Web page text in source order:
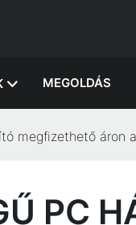
MEGOLDÁS
megfizethető áron
PC